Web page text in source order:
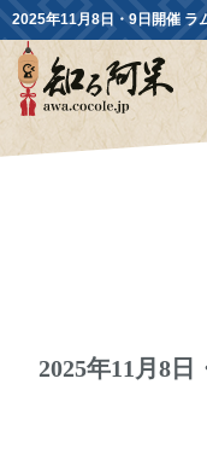
2025年11月8日・9日開催 ラ
2025年11月8